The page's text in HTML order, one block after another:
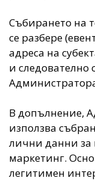
Събирането на
се разбере
адреса на
и следователно
В допълнение,
използва
лични данни за
маркетинг.
легитимен